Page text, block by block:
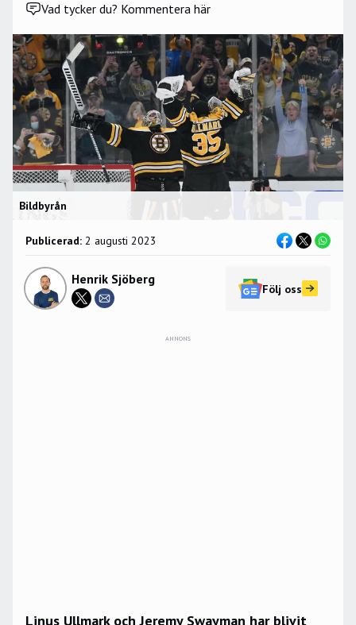
Vad tycker du? Kommentera här
Bildbyrån
Publicerad: 2 augusti 2023
Henrik Sjöberg
Följ oss
ANNONS
Linus Ullmark och Jeremy Swayman har blivit